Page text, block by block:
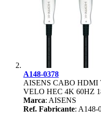
A148-0378
AISENS CABO HDMI
VELO HEC 4K 60HZ
Marca: AISENS
Ref. Fabricante: A148-